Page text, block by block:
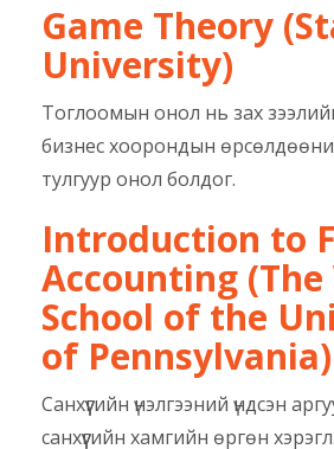
Game Theory
University)
Тоглоомын онол нь зах
бизнес хоорондын
тулгуур онол болдог.
Introduction to
Accounting
School of the
of Pennsylvania)
Санхүүгийн үнэлгээний үндсэн
санхүүгийн хамгийн өргөн